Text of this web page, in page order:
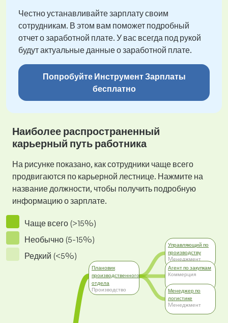
Честно устанавливайте зарплату своим
сотрудникам. В этом вам поможет подробный
отчет о заработной плате. У вас всегда под рукой
будут актуальные данные о заработной плате.
Попробуйте Инструмент Зарплаты
бесплатно
Наиболее распространенный
карьерный путь работника
На рисунке показано, как сотрудники чаще всего
продвигаются по карьерной лестнице. Нажмите на
название должности, чтобы получить подробную
информацию о зарплате.
Чаще всего (>15%)
Необычно (5-15%)
Редкий (<5%)
Плановик
производственного
отдела
Производство
Управляющий по
производству
Mенеджмент
Агент по закупкам
Коммерция
Менеджер по
логистике
Mенеджмент